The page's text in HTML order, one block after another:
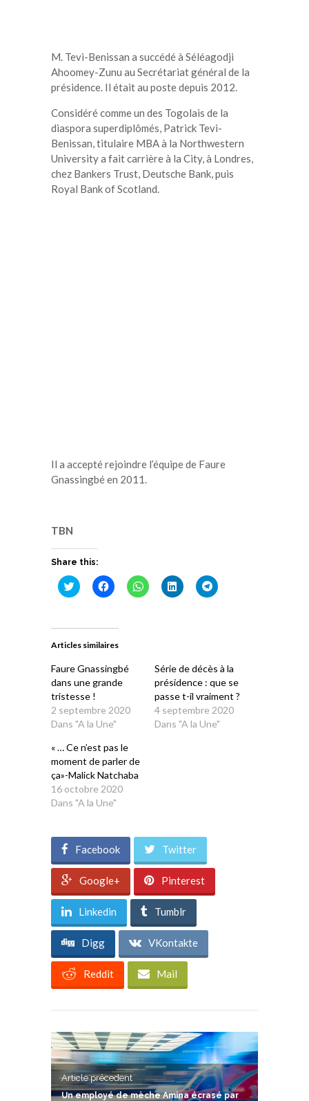
M. Tevi-Benissan a succédé à Séléagodji
Ahoomey-Zunu au Secrétariat général de la
présidence. Il était au poste depuis 2012.
Considéré comme un des Togolais de la
diaspora superdiplômés, Patrick Tevi-
Benissan, titulaire MBA à la Northwestern
University a fait carrière à la City, à Londres,
chez Bankers Trust, Deutsche Bank, puis
Royal Bank of Scotland.
Il a accepté rejoindre l’équipe de Faure
Gnassingbé en 2011.
TBN
Share this:
Cliquez
pour
dans
nouvelle
Cliquez
pour
dans
nouvelle
Cliquez
pour
Cliquez
pour
Cliquez
pour
Articles similaires
Faure Gnassingbé
dans une grande
tristesse !
2 septembre 2020
Dans "A la Une"
Série de décès à la
présidence : que se
passe t-il vraiment ?
4 septembre 2020
Dans "A la Une"
« … Ce n’est pas le
moment de parler de
ça»-Malick Natchaba
16 octobre 2020
Dans "A la Une"
Facebook Twitter
Google+ Pinterest
Linkedin Tumblr
Digg VKontakte
Reddit Mail
Article précedent
Un employé de mèche Amina écrasé par